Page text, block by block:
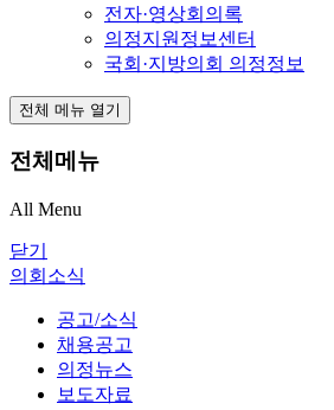
전자·영상회의록
의정지원정보센터
국회·지방의회 의정정보
전체 메뉴 열기
전체메뉴
All Menu
닫기
의회소식
공고/소식
채용공고
의정뉴스
보도자료